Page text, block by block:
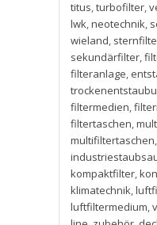
titus,turbofilter,
lwk,neotechnik,
wieland,
sekundärfilter,
filteranlage,
filtermedien,
filtertaschen,
multifiltertaschen,
kompaktfilter,
klimatechnik,
luftfiltermedium,